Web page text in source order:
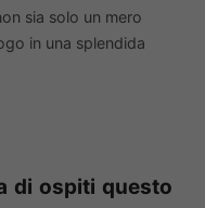
sia solo un mero
in una splendida
di ospiti questo